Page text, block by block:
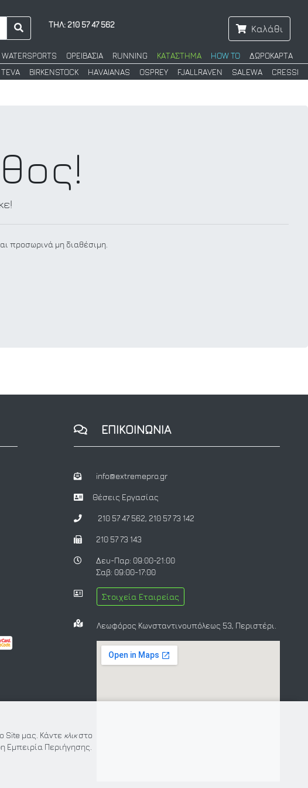
ΤΗΛ: 210 57 47 562 Καλάθι
ΟΡΕΙΒΑΣΙΑ RUNNING ΚΑΤΑΣΤΗΜΑ HOW TO
ΔΩΡΟΚΑΡΤΑ
TEVA BIRKENSTOCK HAVAIANAS OSPREY FJALLRAVEN SALEWA CRESSI
προσωρινά μη διαθέσιμη.
Site μας. Κάντε κλικστο
Εμπειρία Περιήγησης.
ΕΠΙΚΟΙΝΩΝΙΑ
info@extremepro.gr
Θέσεις Εργασίας
210 57 47 562, 210 57 73 142
210 57 73 143
Δευ-Παρ: 09:00-21:00
Σαβ: 09:00-17:00
Στοιχεία Εταιρείας
Λεωφόρος Κωνσταντινουπόλεως 53, Περιστέρι.